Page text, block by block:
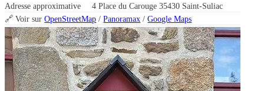
Adresse approximative
4 Place du Carouge 35430 Saint-Suliac
🔗 Voir surOpenStreetMap /Panoramax /Google Maps